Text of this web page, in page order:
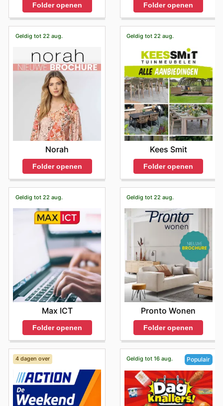
Folder openen Folder openen
Geldig tot 22 aug.
Norah
Folder openen
Geldig tot 22 aug.
Kees Smit
Folder openen
Geldig tot 22 aug.
Max ICT
Folder openen
Geldig tot 22 aug.
Pronto Wonen
Folder openen
4 dagen over Geldig tot 16 aug. Populair